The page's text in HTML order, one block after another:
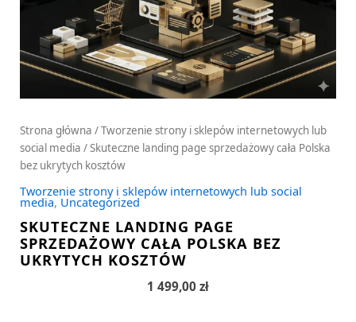
Strona główna /Tworzenie strony i sklepów internetowych lub
social media / Skuteczne landing page sprzedażowy cała Polska
bez ukrytych kosztów
Tworzenie strony i sklepów internetowych lub social
media, Uncategorized
SKUTECZNE LANDING PAGE
SPRZEDAŻOWY CAŁA POLSKA BEZ
UKRYTYCH KOSZTÓW
1 499,00 zł
ukrytych
kosztów